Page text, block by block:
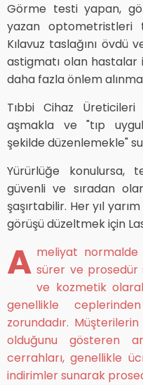
Görme testi yapan,
yazan optometristleri
Kılavuz taslağını övdü
astigmatı olan hastalar
daha fazla önlem
Tıbbi Cihaz
aşmakla ve "tıp
şekilde düzenlemekle"
Yürürlüğe konulursa,
güvenli ve sıradan
şaşırtabilir. Her yıl
görüşü düzeltmek için
A meliyat normalde
sürer ve prosedür
ve kozmetik
genellikle
zorundadır.
olduğunu gösteren
cerrahları, genellikle
indirimler sunarak